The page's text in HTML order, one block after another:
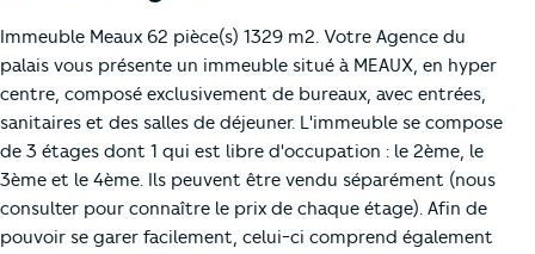
Immeuble Meaux 62 pièce(s) 1329 m2. Votre Agence du
palais vous présente un immeuble situé à MEAUX, en hyper
centre, composé exclusivement de bureaux, avec entrées,
sanitaires et des salles de déjeuner. L'immeuble se compose
de 3 étages dont 1 qui est libre d'occupation : le 2ème, le
3ème et le 4ème. Ils peuvent être vendu séparément (nous
consulter pour connaître le prix de chaque étage). Afin de
pouvoir se garer facilement, celui-ci comprend également